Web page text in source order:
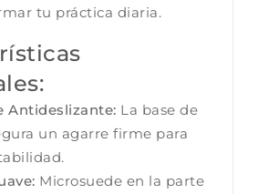
tu práctica diaria.
Antideslizante: La base de
un agarre firme para
Microsuede en la parte